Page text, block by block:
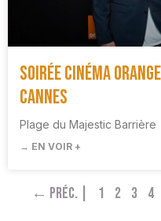
Soirée cinéma
Cannes
Plage du Majestic Barrière
→ EN VOIR +
← Préc. | 1 2 3 4